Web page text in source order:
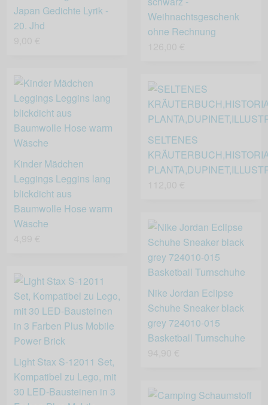
Japan Gedichte Lyrik -
20. Jhd
Weihnachtsgeschenk
ohne Rechnung
Kinder Mädchen
Leggings Leggins lang
blickdicht aus
Baumwolle Hose warm
Wäsche
SELTENES
Nike Jordan Eclipse
Schuhe Sneaker black
grey 724010-015
Basketball Turnschuhe
Light Stax S-12011 Set,
Kompatibel zu Lego, mit
30 LED-Bausteinen in 3